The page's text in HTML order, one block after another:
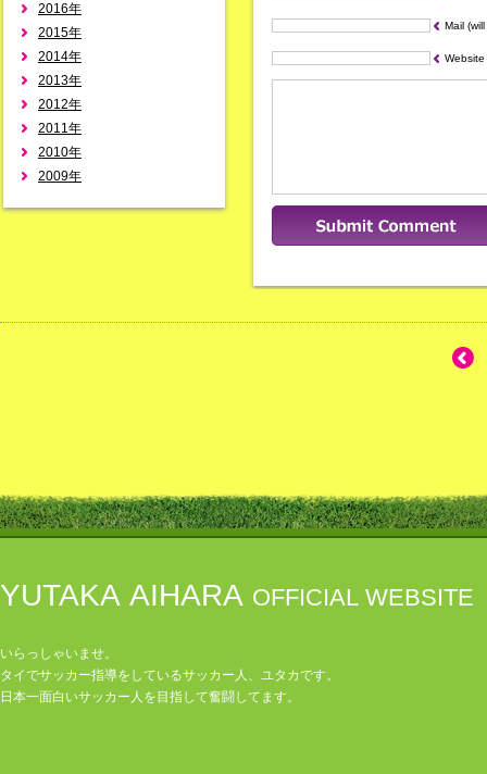
2016年
2015年
2014年
2013年
2012年
2011年
2010年
2009年
Mail
Website
YUTAKA AIHARA OFFICIAL WEBSITE
いらっしゃいませ。
タイでサッカー指導をしているサッカー人、ユタカです。
日本一面白いサッカー人を目指して奮闘してます。